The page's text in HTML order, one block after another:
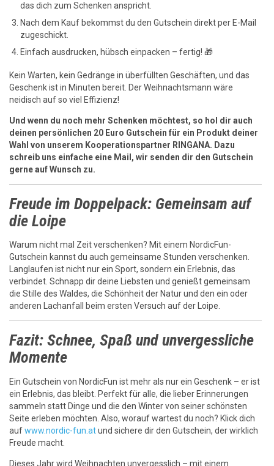
das dich zum Schenken anspricht.
Nach dem Kauf bekommst du den Gutschein direkt per E-Mail
zugeschickt.
Einfach ausdrucken, hübsch einpacken – fertig! 🎁
Kein Warten, kein Gedränge in überfüllten Geschäften, und das
Geschenk ist in Minuten bereit. Der Weihnachtsmann wäre
neidisch auf so viel Effizienz!
Und wenn du noch mehr Schenken möchtest, so hol dir auch
deinen persönlichen 20 Euro Gutschein für ein Produkt deiner
Wahl von unserem Kooperationspartner RINGANA. Dazu
schreib uns einfache eine Mail, wir senden dir den Gutschein
gerne auf Wunsch zu.
Freude im Doppelpack: Gemeinsam auf
die Loipe
Warum nicht mal Zeit verschenken? Mit einem NordicFun-
Gutschein kannst du auch gemeinsame Stunden verschenken.
Langlaufen ist nicht nur ein Sport, sondern ein Erlebnis, das
verbindet. Schnapp dir deine Liebsten und genießt gemeinsam
die Stille des Waldes, die Schönheit der Natur und den ein oder
anderen Lachanfall beim ersten Versuch auf der Loipe.
Fazit: Schnee, Spaß und unvergessliche
Momente
Ein Gutschein von NordicFun ist mehr als nur ein Geschenk – er ist
ein Erlebnis, das bleibt. Perfekt für alle, die lieber Erinnerungen
sammeln statt Dinge und die den Winter von seiner schönsten
Seite erleben möchten. Also, worauf wartest du noch? Klick dich
aufwww.nordic-fun.atund sichere dir den Gutschein, der wirklich
Freude macht.
Dieses Jahr wird Weihnachten unvergesslich – mit einem